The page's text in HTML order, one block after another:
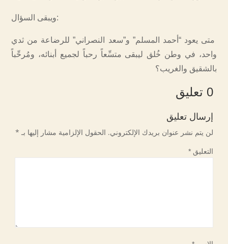
ويبقى السؤال:
متى يعود “أحمد المسلم” و”سعد النصراني” للرضاعة من ثدي
واحد، في وطن خُلق ليبقى متسِّعاً رحباً لجميع أبنائه، ومُرحِّباً
بالشقيق والغريب؟
0 تعليق
إرسال تعليق
لن يتم نشر عنوان بريدك الإلكتروني. الحقول الإلزامية مشار إليها بـ *
التعليق*